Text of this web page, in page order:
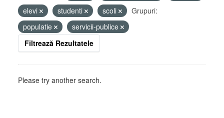
elevi
studenti scoli
Grupuri:
populatie
servicii-publice
Filtrează Rezultatele
Please try another search.